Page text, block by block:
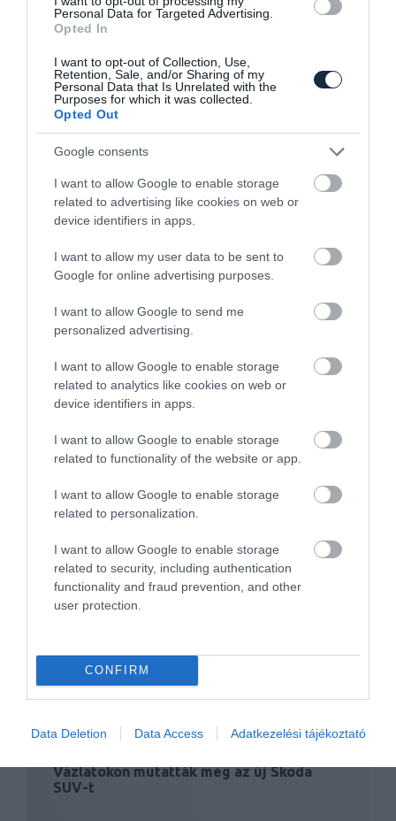
Personal Data for Targeted Advertising.
Opted In
I want to opt-out of Collection, Use,
Retention, Sale, and/or Sharing of my
Personal Data that Is Unrelated with the
Purposes for which it was collected.
Opted Out
Google consents
I want to allow Google to enable storage
related to advertising like cookies on web or
device identifiers in apps.
I want to allow my user data to be sent to
Google for online advertising purposes.
I want to allow Google to send me
personalized advertising.
I want to allow Google to enable storage
related to analytics like cookies on web or
device identifiers in apps.
I want to allow Google to enable storage
related to functionality of the website or app.
I want to allow Google to enable storage
related to personalization.
I want to allow Google to enable storage
related to security, including authentication
functionality and fraud prevention, and other
user protection.
CONFIRM
Data Deletion Data Access Adatkezelési tájékoztató
Hidrogénnel megy a Pininfarina
sportkocsija
Leonardo da Vinci-re emlékezik a
Pininfarina
Négyajtós szuper-sportkocsival ünnepel
Magától elkerüli a veszélyt az új XC60-as
Vázlatokon mutatták meg az új Skoda
SUV-t